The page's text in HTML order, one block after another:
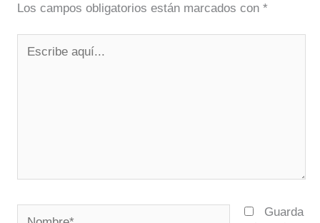
Los campos obligatorios están marcados con *
aquí...
Guarda